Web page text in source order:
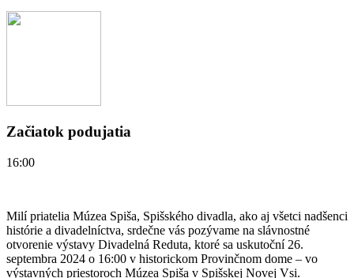
Začiatok podujatia
16:00
Milí priatelia Múzea Spiša, Spišského divadla, ako aj všetci nadšenci
histórie a divadelníctva, srdečne vás pozývame na slávnostné
otvorenie výstavy Divadelná Reduta, ktoré sa uskutoční 26.
septembra 2024 o 16:00 v historickom Provinčnom dome – vo
výstavných priestoroch Múzea Spiša v Spišskej Novej Vsi.